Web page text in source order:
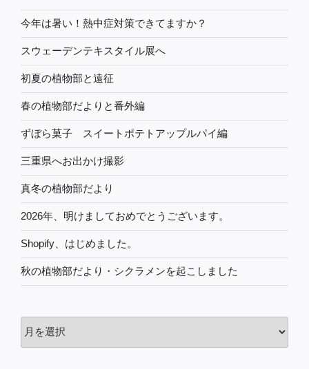
今年は暑い！熱中症対策できてますか？
スウェーデンテキスタイル展へ
初夏の植物部と遠征
春の植物部だよりと番外編
ずぼら菓子 スイートポテトアップルパイ編
三重県へお出かけ撮影
真冬の植物部だより
2026年、明けましておめでとうございます。
Shopify、はじめました。
秋の植物部だより・シクラメンを起こしました
去